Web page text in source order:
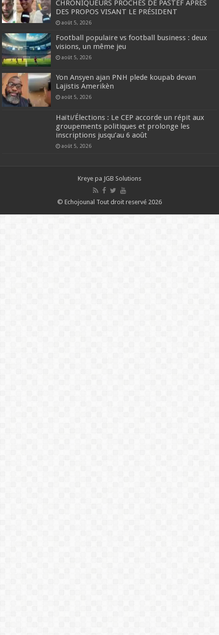
CHRONIQUEURS PROCHES DE PASTEF APRÈS
DES PROPOS VISANT LE PRÉSIDENT
août 5, 2026
Football populaire vs football business : deux
visions, un même jeu
août 5, 2026
Yon Ansyen ajan PNH plede koupab devan
Lajistis Amerikèn
août 5, 2026
Haïti/Élections : Le CEP accorde un répit aux
groupements politiques et prolonge les
inscriptions jusqu’au 6 août
août 5, 2026
Kreye pa JGB Solutions
© Echojounal Tout droit reservé 2026